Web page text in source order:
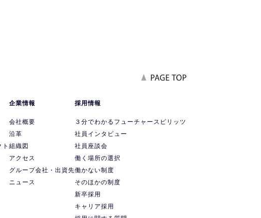
企業情報
会社概要
沿革
組織図
アクセス
グループ会社・出資先
ニュース
採用情報
３分でわかるフューチャースピリッツ
社員インタビュー
社員座談会
働く場所の選択
働かない制度
そのほかの制度
新卒採用
キャリア採用